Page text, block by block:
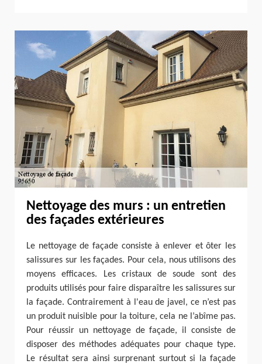
Nettoyage des murs : un entretien
des façades extérieures
Le nettoyage de façade consiste à enlever et ôter les
salissures sur les façades. Pour cela, nous utilisons des
moyens efficaces. Les cristaux de soude sont des
produits utilisés pour faire disparaître les salissures sur
la façade. Contrairement à l'eau de javel, ce n’est pas
un produit nuisible pour la toiture, cela ne l’abîme pas.
Pour réussir un nettoyage de façade, il consiste de
disposer des méthodes adéquates pour chaque type.
Le résultat sera ainsi surprenant surtout si la façade